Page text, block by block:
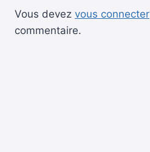
Vous devez vous connecter
commentaire.